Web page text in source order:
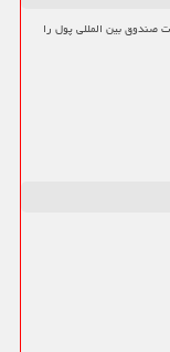
صندوق بین المللی پول را